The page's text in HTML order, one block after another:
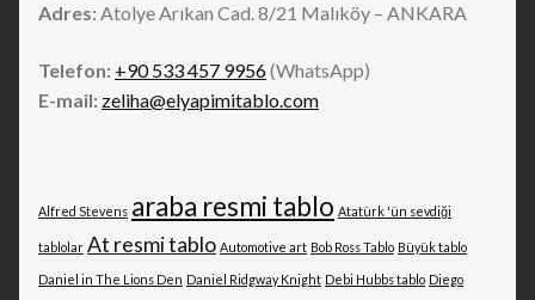
Adres:Atolye Arıkan Cad. 8/21 Malıköy – ANKARA
Telefon: +90 533 457 9956(WhatsApp)
E-mail: zeliha@elyapimitablo.com
Alfred Stevens araba resmi tablo Atatürk 'ün sevdiği
tablolar At resmi tablo Automotive art Bob Ross Tablo Büyük tablo
Daniel in The Lions Den Daniel Ridgway Knight Debi Hubbs tablo Diego